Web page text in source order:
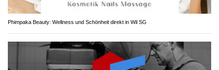
Phimpaka Beauty: Wellness und Schönheit direkt in Wil SG